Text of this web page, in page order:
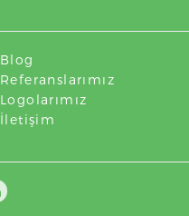
Blog
Referanslarımız
Logolarımız
İletişim